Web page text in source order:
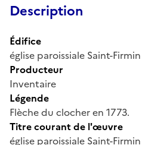
Description
Édifice
église paroissiale Saint-Firmin
Producteur
Inventaire
Légende
Flèche du clocher en 1773.
Titre courant de l'œuvre
église paroissiale Saint-Firmin